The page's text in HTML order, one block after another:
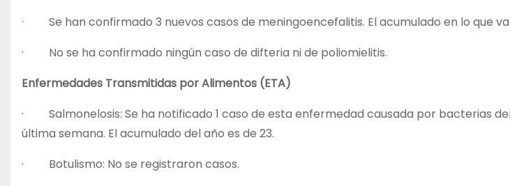
· Se han confirmado 3 nuevos casos de meningoencefalitis. El acumulado en lo que va
· No se ha confirmado ningún caso de difteria ni de poliomielitis.
Enfermedades Transmitidas por Alimentos (ETA)
· Salmonelosis: Se ha notificado 1 caso de esta enfermedad causada por bacterias
última semana. El acumulado del año es de 23.
· Botulismo: No se registraron casos.